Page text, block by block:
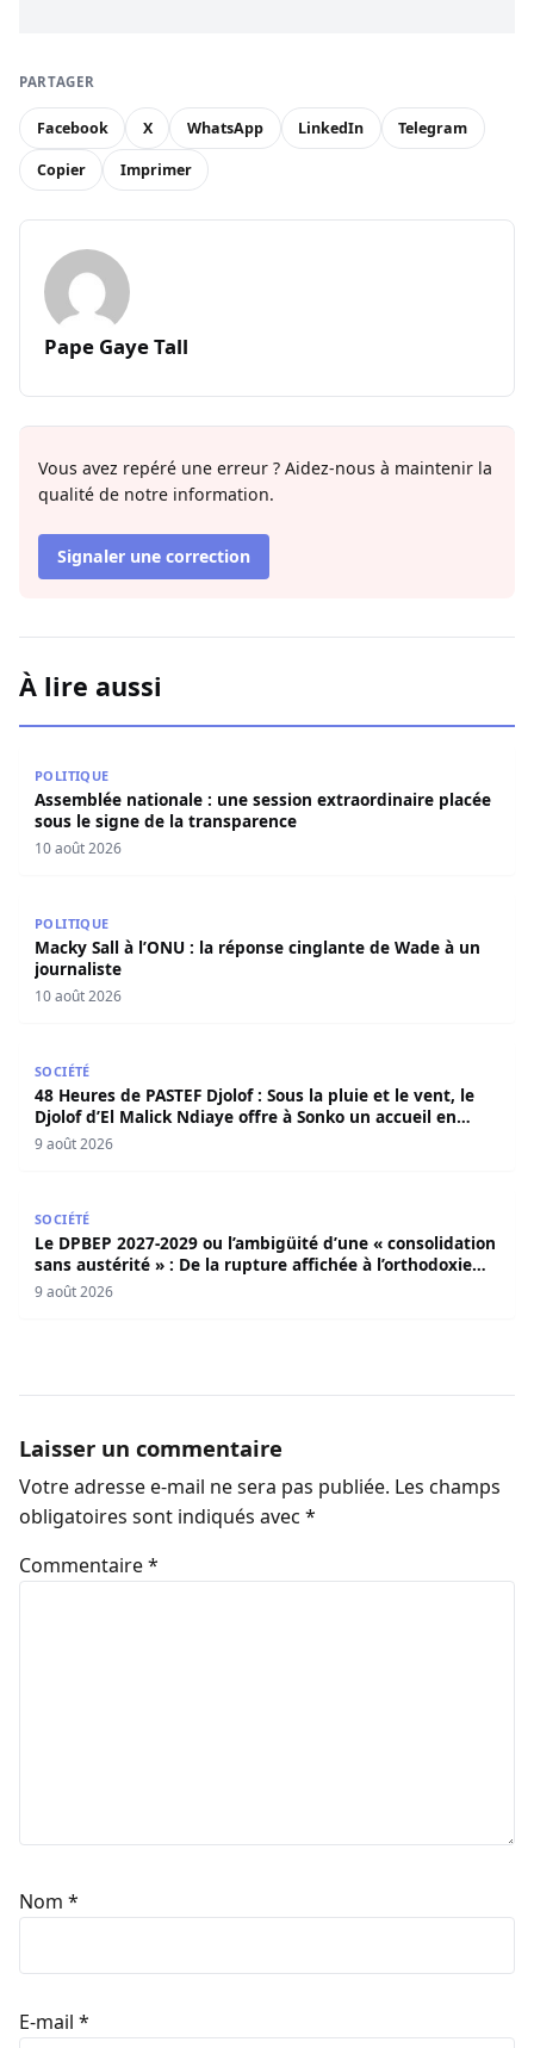
PARTAGER
Facebook X WhatsApp LinkedIn Telegram
Copier Imprimer
Pape Gaye Tall
Vous avez repéré une erreur ? Aidez-nous à maintenir la
qualité de notre information.
Signaler une correction
À lire aussi
POLITIQUE
Assemblée nationale : une session extraordinaire placée
sous le signe de la transparence
10 août 2026
POLITIQUE
Macky Sall à l’ONU : la réponse cinglante de Wade à un
journaliste
10 août 2026
SOCIÉTÉ
48 Heures de PASTEF Djolof : Sous la pluie et le vent, le
Djolof d’El Malick Ndiaye offre à Sonko un accueil en
apothéose
9 août 2026
SOCIÉTÉ
Le DPBEP 2027-2029 ou l’ambigüité d’une « consolidation
sans austérité » : De la rupture affichée à l’orthodoxie
budgétaire, une analyse critique de la trajectoire
9 août 2026
Laisser un commentaire
Votre adresse e-mail ne sera pas publiée. Les champs
obligatoires sont indiqués avec *
Commentaire*
Nom *
E-mail *